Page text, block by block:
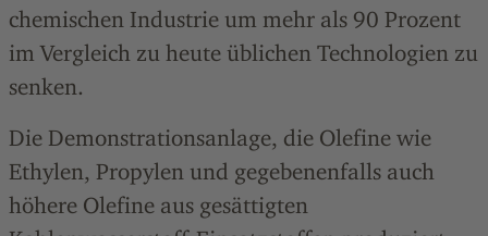
chemischen Industrie um mehr als 90 Prozent
im Vergleich zu heute üblichen Technologien zu
senken.
Die Demonstrationsanlage, die Olefine wie
Ethylen, Propylen und gegebenenfalls auch
höhere Olefine aus gesättigten